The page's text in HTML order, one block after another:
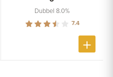
Dubbel 8.0%
7.4